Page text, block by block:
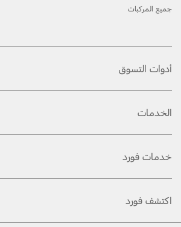
جميع المركبات
أدوات التسوق
الخدمات
خدمات فورد
اكتشف فورد